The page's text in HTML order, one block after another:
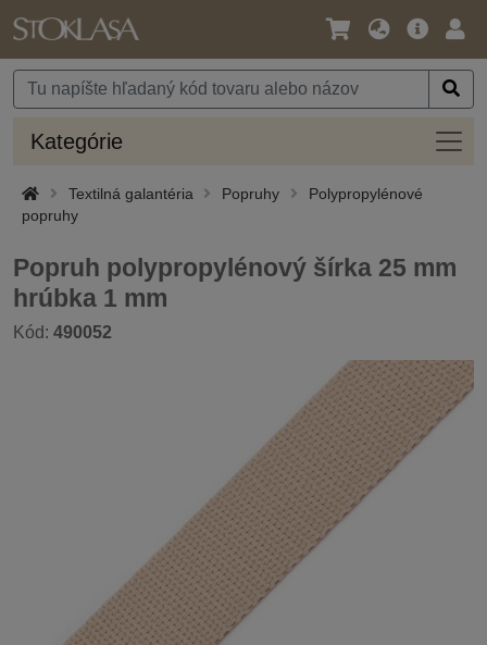
Jazyk
Mena
Hlavná
Kategórie
Textilná galantéria Popruhy
Polypropylénové
popruhy
Popruh polypropylénový šírka 25 mm
hrúbka 1 mm
Kód: 490052